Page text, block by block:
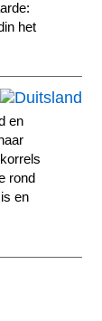
het
en
rond
en